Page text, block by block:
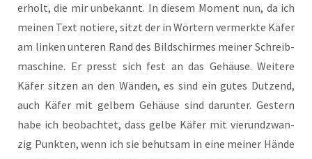
erholt, die mir unbe­kannt. In die­sem Moment nun, da ich
mei­nen Text notie­re, sitzt der in Wör­tern ver­merk­te Käfer
am lin­ken unte­ren Rand des Bild­schir­mes mei­ner Schreib­
ma­schi­ne. Er presst sich fest an das Gehäu­se. Wei­te­re
Käfer sit­zen an den Wän­den, es sind ein gutes Dut­zend,
auch Käfer mit gel­bem Gehäu­se sind dar­un­ter. Ges­tern
habe ich beob­ach­tet, dass gel­be Käfer mit vier­und­zwan­
zig Punk­ten, wenn ich sie behut­sam in eine mei­ner Hän­de